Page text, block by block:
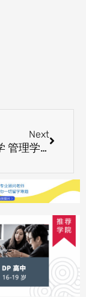
Next
新加坡留学 管理学院的规模如何